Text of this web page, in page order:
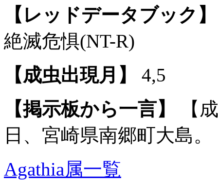
【レッドデータブック】
絶滅危惧(NT-R)
【成虫出現月】
4,5
【掲示板から一言】
【
日、宮崎県南郷町大島。
Agathia属一覧